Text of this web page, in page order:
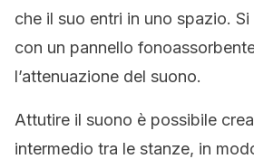
che il suo entri in uno spazio.
con un pannello
l’attenuazione del suono.
Attutire il suono è possibile
intermedio tra le stanze, in